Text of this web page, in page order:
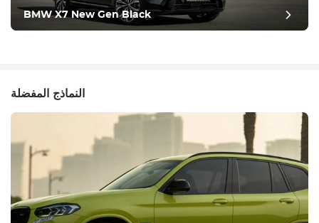
BMW X7 New Gen Black
النماذج المفضلة